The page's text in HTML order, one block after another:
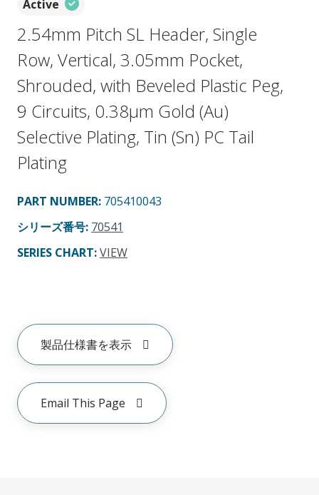
Active
2.54mm Pitch SL Header, Single
Row, Vertical, 3.05mm Pocket,
Shrouded, with Beveled Plastic Peg,
9 Circuits, 0.38µm Gold (Au)
Selective Plating, Tin (Sn) PC Tail
Plating
PART NUMBER: 705410043
シリーズ番号: 70541
SERIES CHART:VIEW
製品仕様書を表示
Email This Page